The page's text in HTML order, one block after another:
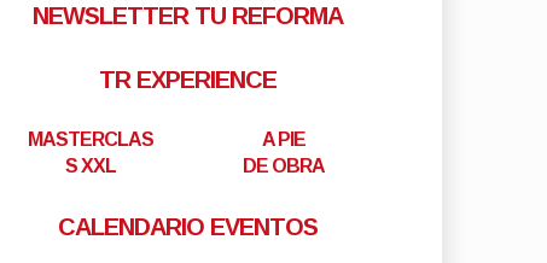
NEWSLETTER TU REFORMA
TR EXPERIENCE
MASTERCLAS
S XXL
A PIE
DE OBRA
CALENDARIO EVENTOS